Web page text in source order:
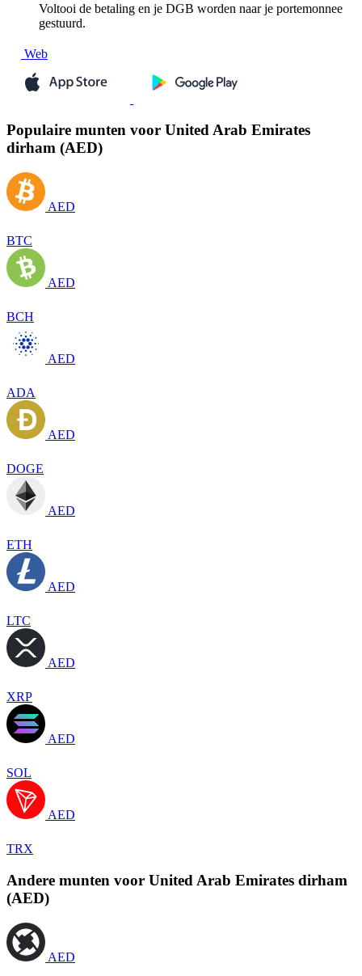
Voltooi de betaling en je DGB worden naar je portemonnee
gestuurd.
Web
Populaire munten voor United Arab Emirates
dirham (AED)
AED
BTC
AED
BCH
AED
ADA
AED
DOGE
AED
ETH
AED
LTC
AED
XRP
AED
SOL
AED
TRX
Andere munten voor United Arab Emirates dirham
(AED)
AED